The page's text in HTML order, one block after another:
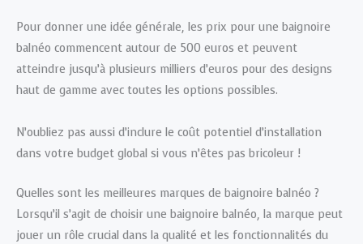
Pour donner une idée générale, les prix pour une baignoire
balnéo commencent autour de 500 euros et peuvent
atteindre jusqu’à plusieurs milliers d’euros pour des designs
haut de gamme avec toutes les options possibles.
N’oubliez pas aussi d’inclure le coût potentiel d’installation
dans votre budget global si vous n’êtes pas bricoleur !
Quelles sont les meilleures marques de baignoire balnéo ?
Lorsqu’il s’agit de choisir une baignoire balnéo, la marque peut
jouer un rôle crucial dans la qualité et les fonctionnalités du